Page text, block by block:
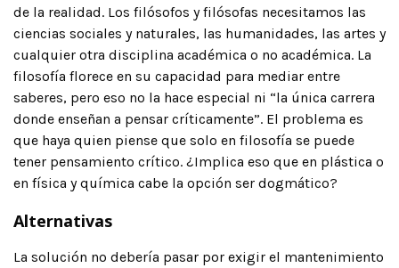
de la realidad. Los filósofos y filósofas necesitamos las
ciencias sociales y naturales, las humanidades, las artes y
cualquier otra disciplina académica o no académica. La
filosofía florece en su capacidad para mediar entre
saberes, pero eso no la hace especial ni “la única carrera
donde enseñan a pensar críticamente”. El problema es
que haya quien piense que solo en filosofía se puede
tener pensamiento crítico. ¿Implica eso que en plástica o
en física y química cabe la opción ser dogmático?
Alternativas
La solución no debería pasar por exigir el mantenimiento